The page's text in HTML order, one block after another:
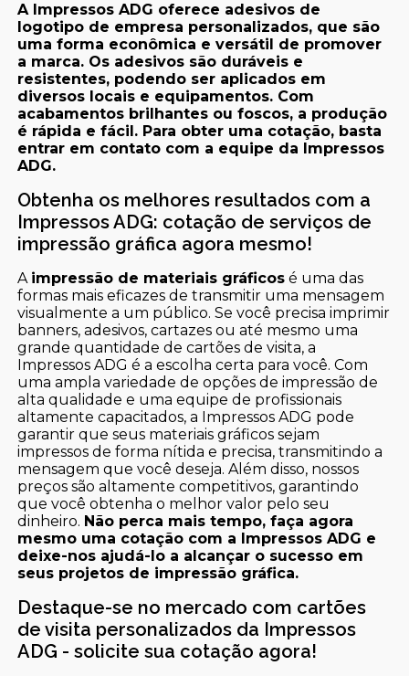
A Impressos ADG oferece adesivos de
logotipo de empresa personalizados, que são
uma forma econômica e versátil de promover
a marca. Os adesivos são duráveis e
resistentes, podendo ser aplicados em
diversos locais e equipamentos. Com
acabamentos brilhantes ou foscos, a produção
é rápida e fácil. Para obter uma cotação, basta
entrar em contato com a equipe da Impressos
ADG.
Obtenha os melhores resultados com a
Impressos ADG: cotação de serviços de
impressão gráfica agora mesmo!
A impressão de materiais gráficos é uma das
formas mais eficazes de transmitir uma mensagem
visualmente a um público. Se você precisa imprimir
banners, adesivos, cartazes ou até mesmo uma
grande quantidade de cartões de visita, a
Impressos ADG é a escolha certa para você. Com
uma ampla variedade de opções de impressão de
alta qualidade e uma equipe de profissionais
altamente capacitados, a Impressos ADG pode
garantir que seus materiais gráficos sejam
impressos de forma nítida e precisa, transmitindo a
mensagem que você deseja. Além disso, nossos
preços são altamente competitivos, garantindo
que você obtenha o melhor valor pelo seu
dinheiro. Não perca mais tempo, faça agora
mesmo uma cotação com a Impressos ADG e
deixe-nos ajudá-lo a alcançar o sucesso em
seus projetos de impressão gráfica.
Destaque-se no mercado com cartões
de visita personalizados da Impressos
ADG - solicite sua cotação agora!